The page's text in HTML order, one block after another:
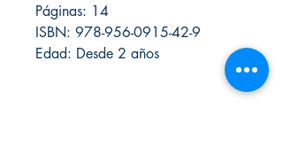
Páginas: 14
ISBN: 978-956-0915-42-9
Edad: Desde 2 años